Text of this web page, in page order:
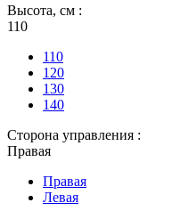
Высота, см :
110
110
120
130
140
Сторона управления :
Правая
Правая
Левая